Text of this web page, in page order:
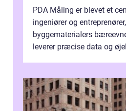
PDA Måling er blevet et
ingeniører og
byggematerialers
leverer præcise data og